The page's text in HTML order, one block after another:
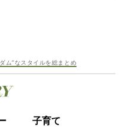
ム”なスタイルを総まとめ
子育て